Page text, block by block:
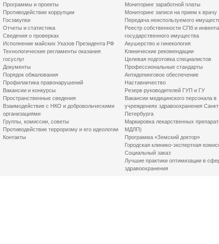
Программы и проекты
Противодействие коррупции
Госзакупки
Отчеты и статистика
Сведения о проверках
Исполнение майских Указов Президента РФ
Технологические регламенты оказания
госуслуг
Документы
Порядок обжалования
Профилактика правонарушений
Вакансии и конкурсы
Пространственные сведения
Взаимодействие с НКО и добровольческими
организациями
Группы, комиссии, советы
Противодействие терроризму и его идеологии
Контакты
Мониторинг заработной платы
Мониторинг записи на прием к врачу
Передача неиспользуемого
Реестр собственности СПб и
государственного имущества
Акушерство и гинекология
Клинические рекомендации
Целевая подготовка специалистов
Профессиональные стандарты
Антидопинговое обеспечение
Наставничество
Резерв руководителей ГУП и ГУ
Вакансии медицинского персонала в
учреждениях здравоохранения
Петербурга
Маркировка лекарственных
МДЛП)
Программа «Земский доктор»
Городская клинико-экспертная
Социальный заказ
Лучшие практики оптимизации в
здравоохранения